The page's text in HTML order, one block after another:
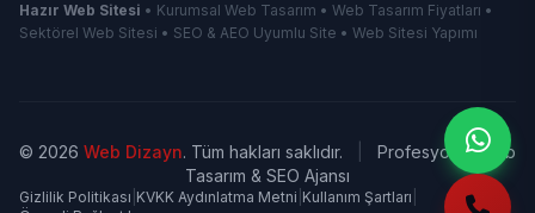
Hazır Web Sitesi • Kurumsal Web Tasarım • Web Tasarım Fiyatları •
Sektörel Web Sitesi • SEO & AEO Uyumlu Site • Web Sitesi Yapımı
© 2026 Web Dizayn. Tüm hakları saklıdır.
Profesyonel Web
Tasarım & SEO Ajansı
Gizlilik Politikası KVKK Aydınlatma Metni Kullanım Şartları